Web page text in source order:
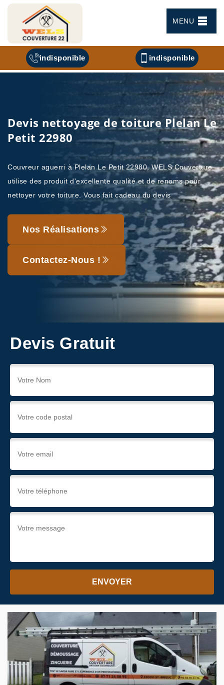
MENU
indisponible indisponible
Devis nettoyage de toiture Plelan Le
Petit 22980
Couvreur aguerri à Plelan Le Petit 22980, WELS Couverture
utilise des produit d'excellente qualité et de renoms pour
nettoyer votre toiture. Vous fait cadeau du devis
Nos Réalisations
Contactez-Nous !
Devis Gratuit